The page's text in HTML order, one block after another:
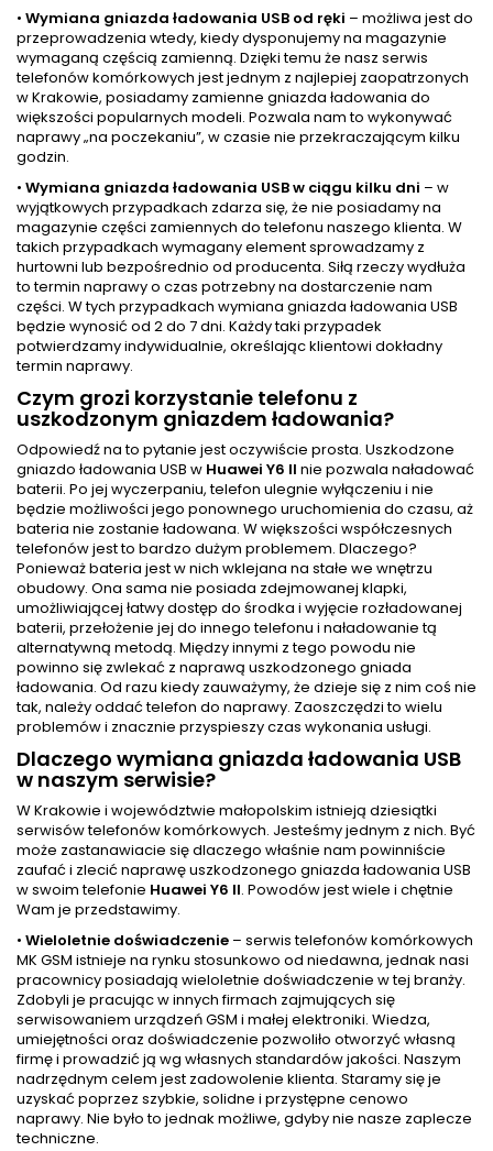
• Wymiana gniazda ładowania USB od ręki – możliwa jest do
przeprowadzenia wtedy, kiedy dysponujemy na magazynie
wymaganą częścią zamienną. Dzięki temu że nasz serwis
telefonów komórkowych jest jednym z najlepiej zaopatrzonych
w Krakowie, posiadamy zamienne gniazda ładowania do
większości popularnych modeli. Pozwala nam to wykonywać
naprawy „na poczekaniu”, w czasie nie przekraczającym kilku
godzin.
• Wymiana gniazda ładowania USB w ciągu kilku dni – w
wyjątkowych przypadkach zdarza się, że nie posiadamy na
magazynie części zamiennych do telefonu naszego klienta. W
takich przypadkach wymagany element sprowadzamy z
hurtowni lub bezpośrednio od producenta. Siłą rzeczy wydłuża
to termin naprawy o czas potrzebny na dostarczenie nam
części. W tych przypadkach wymiana gniazda ładowania USB
będzie wynosić od 2 do 7 dni. Każdy taki przypadek
potwierdzamy indywidualnie, określając klientowi dokładny
termin naprawy.
Czym grozi korzystanie telefonu z
uszkodzonym gniazdem ładowania?
Odpowiedź na to pytanie jest oczywiście prosta. Uszkodzone
gniazdo ładowania USB w Huawei Y6 II nie pozwala naładować
baterii. Po jej wyczerpaniu, telefon ulegnie wyłączeniu i nie
będzie możliwości jego ponownego uruchomienia do czasu, aż
bateria nie zostanie ładowana. W większości współczesnych
telefonów jest to bardzo dużym problemem. Dlaczego?
Ponieważ bateria jest w nich wklejana na stałe we wnętrzu
obudowy. Ona sama nie posiada zdejmowanej klapki,
umożliwiającej łatwy dostęp do środka i wyjęcie rozładowanej
baterii, przełożenie jej do innego telefonu i naładowanie tą
alternatywną metodą. Między innymi z tego powodu nie
powinno się zwlekać z naprawą uszkodzonego gniada
ładowania. Od razu kiedy zauważymy, że dzieje się z nim coś nie
tak, należy oddać telefon do naprawy. Zaoszczędzi to wielu
problemów i znacznie przyspieszy czas wykonania usługi.
Dlaczego wymiana gniazda ładowania USB
w naszym serwisie?
W Krakowie i województwie małopolskim istnieją dziesiątki
serwisów telefonów komórkowych. Jesteśmy jednym z nich. Być
może zastanawiacie się dlaczego właśnie nam powinniście
zaufać i zlecić naprawę uszkodzonego gniazda ładowania USB
w swoim telefonie Huawei Y6 II. Powodów jest wiele i chętnie
Wam je przedstawimy.
• Wieloletnie doświadczenie – serwis telefonów komórkowych
MK GSM istnieje na rynku stosunkowo od niedawna, jednak nasi
pracownicy posiadają wieloletnie doświadczenie w tej branży.
Zdobyli je pracując w innych firmach zajmujących się
serwisowaniem urządzeń GSM i małej elektroniki. Wiedza,
umiejętności oraz doświadczenie pozwoliło otworzyć własną
firmę i prowadzić ją wg własnych standardów jakości. Naszym
nadrzędnym celem jest zadowolenie klienta. Staramy się je
uzyskać poprzez szybkie, solidne i przystępne cenowo
naprawy. Nie było to jednak możliwe, gdyby nie nasze zaplecze
techniczne.